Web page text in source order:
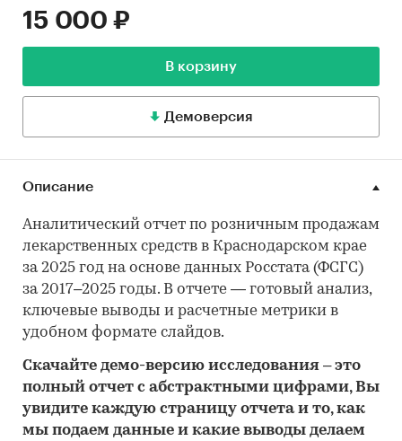
15 000 ₽
В корзину
Демоверсия
Описание
Аналитический отчет по розничным продажам
лекарственных средств в Краснодарском крае
за 2025 год на основе данных Росстата (ФСГС)
за 2017–2025 годы. В отчете — готовый анализ,
ключевые выводы и расчетные метрики в
удобном формате слайдов.
Скачайте демо-версию исследования – это
полный отчет с абстрактными цифрами, Вы
увидите каждую страницу отчета и то,как
мы подаем данные и какие выводы делаем